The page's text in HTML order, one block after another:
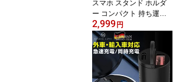
スマホ スタンド ホルダ
ー コンパクト 持ち運び
小さい 折りたたみ 縦 横
固定 iPhone アイフォン
アイフォーン Android ア
ンドロイド Wicked Chili
ドイツメーカー製 Galax
y Xperia AQUOS Pixel
2,999 円